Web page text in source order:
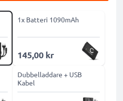
1x Batteri 1090mAh
145,00 kr
Dubbelladdare + USB
Kabel